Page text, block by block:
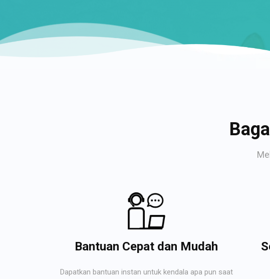
Bantuan Cepat dan Mudah
Dapatkan bantuan instan untuk kendala apa pun saat